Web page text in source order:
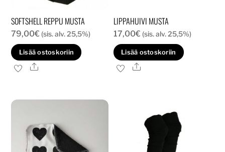
SOFTSHELL REPPU MUSTA
79,00€ (sis. alv. 25,5%)
Lisää ostoskoriin
Ale
LIPPAHUIVI MUSTA
17,00€ (sis. alv. 25,5%)
Lisää ostoskoriin
Ale